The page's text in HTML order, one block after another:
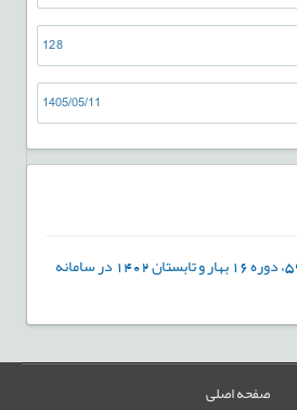
128
1405/05/11
*مقالات مربوط به شماره 59، دوره 16 بهار و تابستان 1402 در سامانه
صفحه اصلی